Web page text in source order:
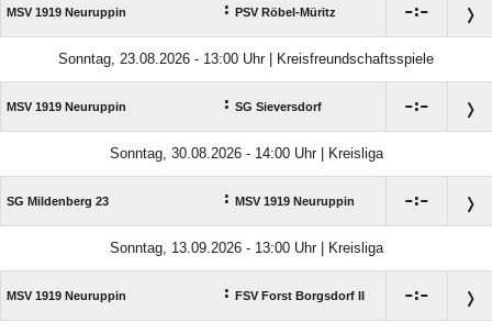
MSV 1919 Neuruppin : PSV Röbel-Müritz :
Sonntag, 23.08.2026 - 13:00 Uhr | Kreisfreundschaftsspiele
MSV 1919 Neuruppin : SG Sieversdorf :
Sonntag, 30.08.2026 - 14:00 Uhr | Kreisliga
SG Mildenberg 23 : MSV 1919 Neuruppin :
Sonntag, 13.09.2026 - 13:00 Uhr | Kreisliga
MSV 1919 Neuruppin : FSV Forst Borgsdorf II :